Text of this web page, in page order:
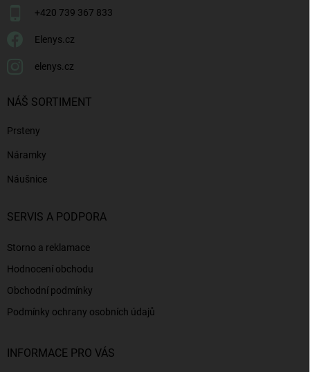
+420 739 367 833
Elenys.cz
elenys.cz
NÁŠ SORTIMENT
Prsteny
Náramky
Náušnice
SERVIS A PODPORA
Storno a reklamace
Hodnocení obchodu
Obchodní podmínky
Podmínky ochrany osobních údajů
INFORMACE PRO VÁS